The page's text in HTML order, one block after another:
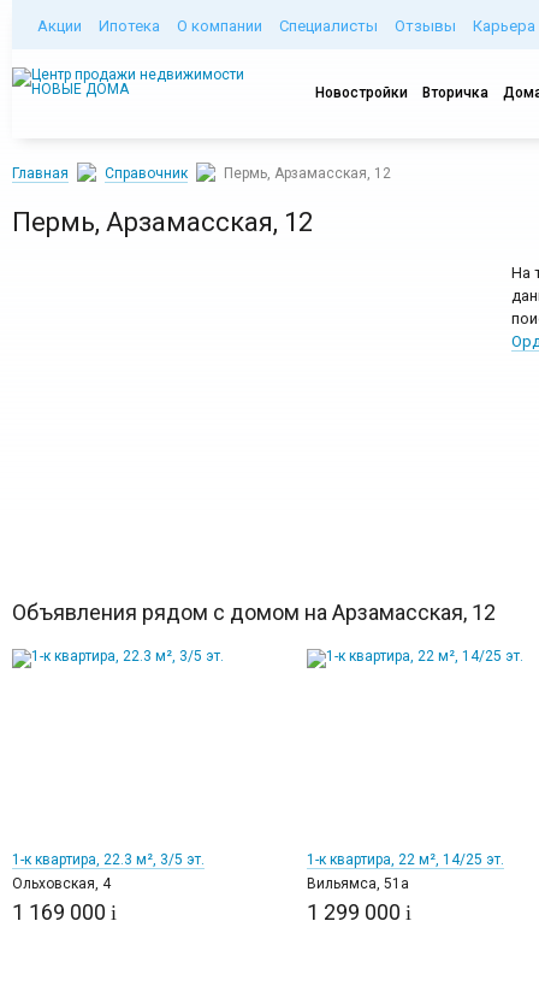
Акции Ипотека О компании Специалисты Отзывы Карьера
Новостройки Вторичка
Главная Справочник Пермь, Арзамасская, 12
Пермь, Арзамасская, 12
На
Объявления рядом с домом на Арзамасская, 12
1-к квартира, 22.3 м², 3/5 эт.
Ольховская, 4
1 169 000 i
1-к квартира, 22 м², 14/25 эт.
Вильямса, 51а
1 299 000 i